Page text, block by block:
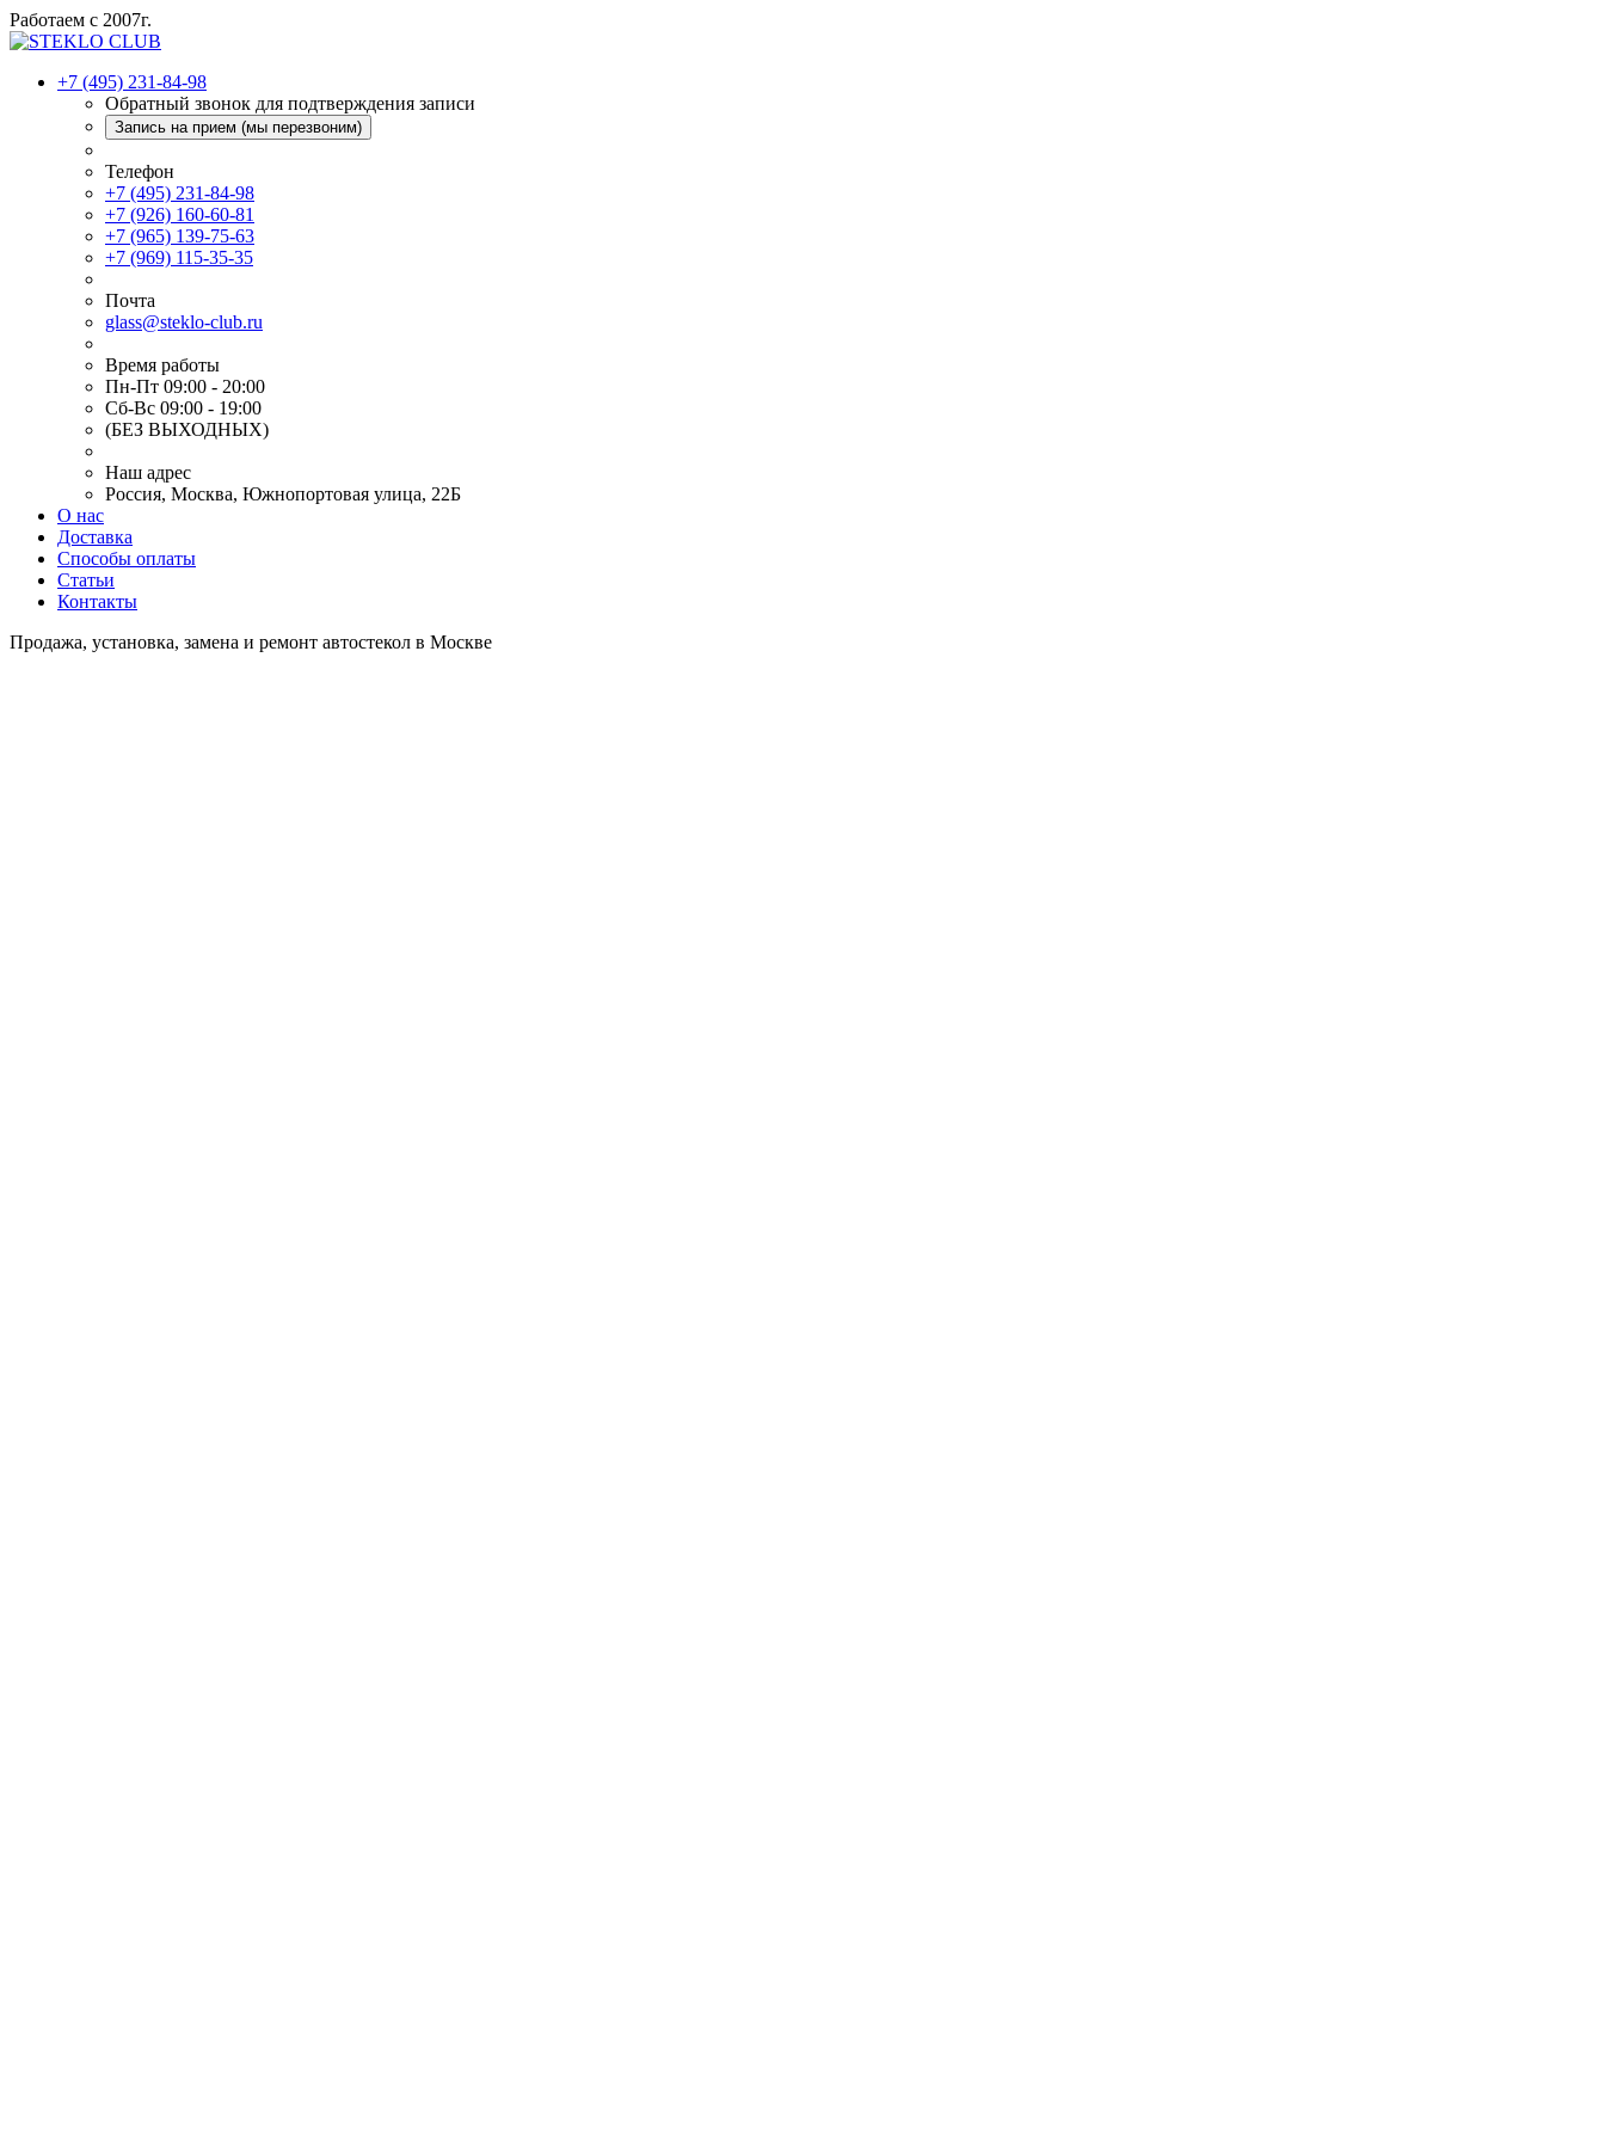
Работаем с 2007г.
+7 (495) 231-84-98
Обратный звонок для подтверждения записи
Запись на прием (мы перезвоним)
Телефон
+7 (495) 231-84-98
+7 (926) 160-60-81
+7 (965) 139-75-63
+7 (969) 115-35-35
Почта
glass@steklo-club.ru
Время работы
Пн-Пт 09:00 - 20:00
Сб-Вс 09:00 - 19:00
(БЕЗ ВЫХОДНЫХ)
Наш адрес
Россия, Москва, Южнопортовая улица, 22Б
О нас
Доставка
Способы оплаты
Статьи
Контакты
Продажа, установка, замена и ремонт автостекол в Москве